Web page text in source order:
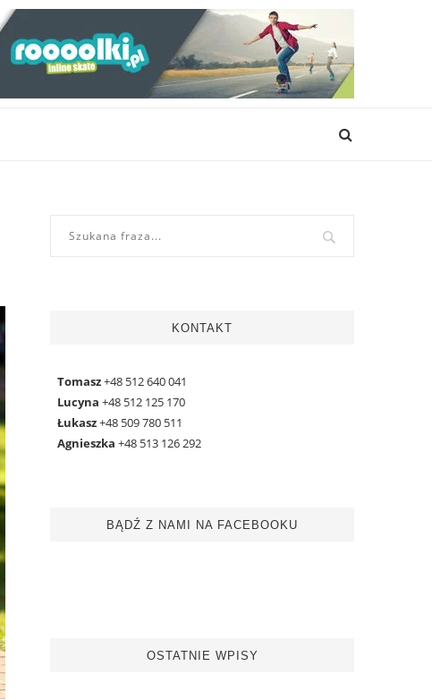
KONTAKT
Tomasz+48 512 640 041
Lucyna +48 512 125 170
Łukasz+48 509 780 511
Agnieszka +48 513 126 292
BĄDŹ Z NAMI NA FACEBOOKU
OSTATNIE WPISY